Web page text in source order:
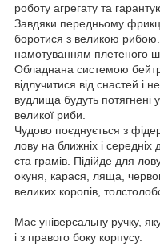
роботу агрегату та
Завдяки передньому
боротися з великою
намотуванням плетеного
Обладнана системою
відлучитися від снастей і
вудлища будуть потягнені
великої риби.
Чудово поєднується з
лову на ближніх і
ста грамів. Підійде для
окуня, карася, ляща,
великих коропів,
Має універсальну ручку,
і з правого боку корпусу.